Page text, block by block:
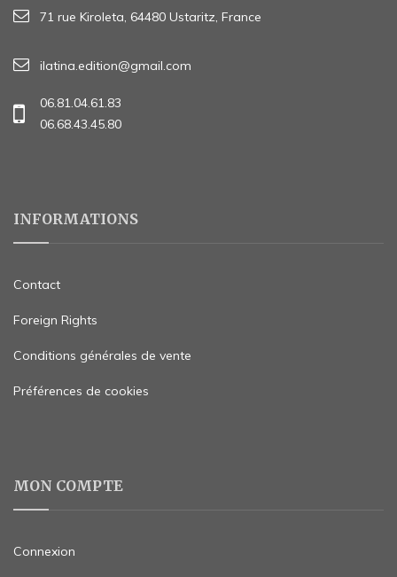
71 rue Kiroleta, 64480 Ustaritz, France
ilatina.edition@gmail.com
06.81.04.61.83
06.68.43.45.80
INFORMATIONS
Contact
Foreign Rights
Conditions générales de vente
Préférences de cookies
MON COMPTE
Connexion